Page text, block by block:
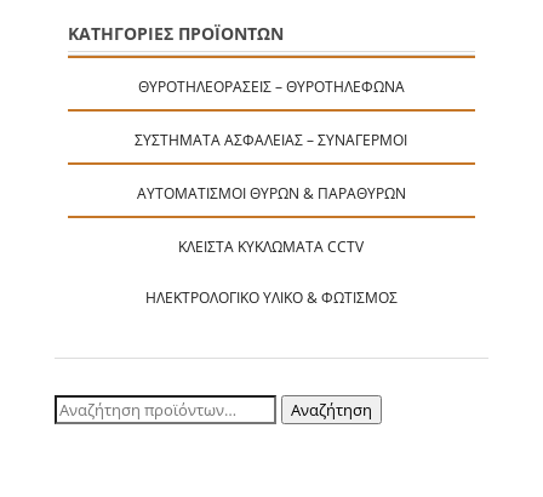
ΚΑΤΗΓΟΡΙΕΣ ΠΡΟΪΟΝΤΩΝ
ΘΥΡΟΤΗΛΕΟΡΆΣΕΙΣ – ΘΥΡΟΤΗΛΈΦΩΝΑ
ΣΥΣΤΉΜΑΤΑ ΑΣΦΑΛΕΊΑΣ – ΣΥΝΑΓΕΡΜΟΊ
ΑΥΤΟΜΑΤΙΣΜΟΊ ΘΥΡΏΝ & ΠΑΡΑΘΎΡΩΝ
ΚΛΕΙΣΤΆ ΚΥΚΛΏΜΑΤΑ CCTV
ΗΛΕΚΤΡΟΛΟΓΙΚΌ ΥΛΙΚΌ & ΦΩΤΙΣΜΌΣ
Αναζήτηση
Αναζήτηση